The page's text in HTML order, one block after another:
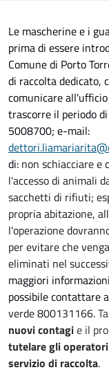
Le mascherine e i
prima di essere
Comune di Porto
di raccolta dedicato,
comunicare
trascorre il periodo
5008700; e-mail:
di: non schiacciare e
l'accesso di animali
sacchetti di rifiuti;
propria abitazione,
l'operazione
per evitare che
eliminati nel
maggiori
possibile contattare
verde 800131166.
nuovi contagie il
tutelare gli
servizio di raccolta.